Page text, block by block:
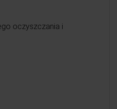
oczyszczania i